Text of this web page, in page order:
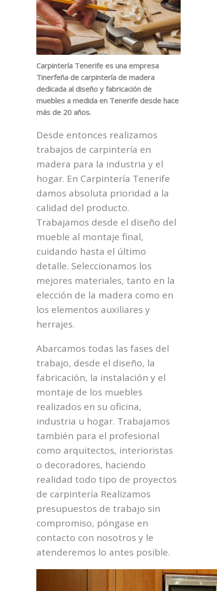
Carpintería Tenerife es una empresa
Tinerfeña de carpintería de madera
dedicada al diseño y fabricación de
muebles a medida en Tenerife desde hace
más de 20 años.
Desde entonces realizamos
trabajos de carpintería en
madera para la industria y el
hogar. En Carpintería Tenerife
damos absoluta prioridad a la
calidad del producto.
Trabajamos desde el diseño del
mueble al montaje final,
cuidando hasta el último
detalle. Seleccionamos los
mejores materiales, tanto en la
elección de la madera como en
los elementos auxiliares y
herrajes.
Abarcamos todas las fases del
trabajo, desde el diseño, la
fabricación, la instalación y el
montaje de los muebles
realizados en su oficina,
industria u hogar. Trabajamos
también para el profesional
como arquitectos, interioristas
o decoradores, haciendo
realidad todo tipo de proyectos
de carpintería Realizamos
presupuestos de trabajo sin
compromiso, póngase en
contacto con nosotros y le
atenderemos lo antes posible.